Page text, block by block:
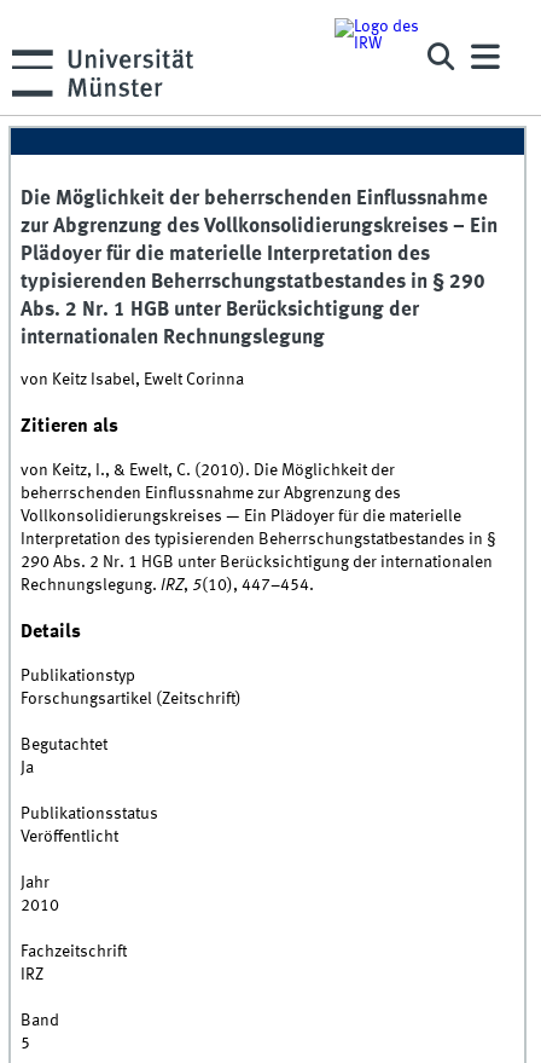
Die Möglichkeit der beherrschenden Einflussnahme
zur Abgrenzung des Vollkonsolidierungskreises – Ein
Plädoyer für die materielle Interpretation des
typisierenden Beherrschungstatbestandes in § 290
Abs. 2 Nr. 1 HGB unter Berücksichtigung der
internationalen Rechnungslegung
von Keitz Isabel, Ewelt Corinna
Zitieren als
von Keitz, I., & Ewelt, C. (2010). Die Möglichkeit der
beherrschenden Einflussnahme zur Abgrenzung des
Vollkonsolidierungskreises — Ein Plädoyer für die materielle
Interpretation des typisierenden Beherrschungstatbestandes in §
290 Abs. 2 Nr. 1 HGB unter Berücksichtigung der internationalen
Rechnungslegung.IRZ, 5(10), 447–454.
Details
Publikationstyp
Forschungsartikel (Zeitschrift)
Begutachtet
Ja
Publikationsstatus
Veröffentlicht
Jahr
2010
Fachzeitschrift
IRZ
Band
5